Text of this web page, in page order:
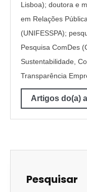
Lisboa); doutora e
em Relações
(UNIFESSPA);
Pesquisa ComDes
Sustentabilidade,
Transparência
Artigos do(a)
Pesquisar